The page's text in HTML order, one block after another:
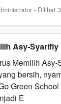
- Dilihat
Asy-Syarifiy
Memilih Asy-
bersih,
Green
E